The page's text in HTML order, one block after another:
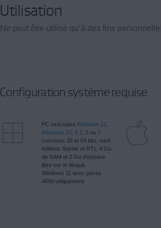
Utilisation
Ne peut être utilisé qu’à des fins
Configuration système requise
PC exécutant Windows 11
Windows 10, 8.1 8ou 7
(versions 32 et 64 bits, sauf
éditions Starter et RT), 4 Go
de RAM et 2 Go d’espace
libre sur le disque.
Windows 11 avec puces
ARM uniquement.